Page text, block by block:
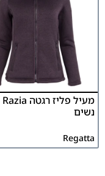
נשים
Regatta